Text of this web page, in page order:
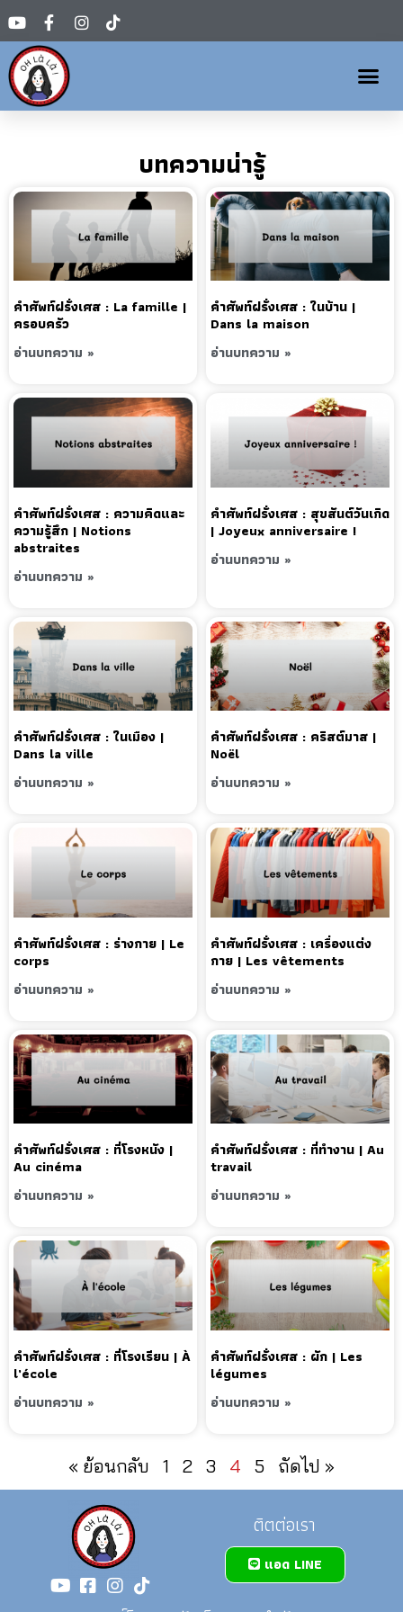
บทความน่ารู้
คำศัพท์ฝรั่งเศส : La famille |
ครอบครัว
อ่านบทความ »
คำศัพท์ฝรั่งเศส : ในบ้าน |
Dans la maison
อ่านบทความ »
คำศัพท์ฝรั่งเศส : ความคิดและ
ความรู้สึก | Notions
abstraites
อ่านบทความ »
คำศัพท์ฝรั่งเศส : สุขสันต์วันเกิด
| Joyeux anniversaire !
อ่านบทความ »
คำศัพท์ฝรั่งเศส : ในเมือง |
Dans la ville
อ่านบทความ »
คำศัพท์ฝรั่งเศส : คริสต์มาส |
Noël
อ่านบทความ »
คำศัพท์ฝรั่งเศส : ร่างกาย | Le
corps
อ่านบทความ »
คำศัพท์ฝรั่งเศส : เครื่องแต่ง
กาย | Les vêtements
อ่านบทความ »
คำศัพท์ฝรั่งเศส : ที่โรงหนัง |
Au cinéma
อ่านบทความ »
คำศัพท์ฝรั่งเศส : ที่ทำงาน | Au
travail
อ่านบทความ »
คำศัพท์ฝรั่งเศส : ที่โรงเรียน | À
l’école
อ่านบทความ »
คำศัพท์ฝรั่งเศส : ผัก | Les
légumes
อ่านบทความ »
« ย้อนกลับ 1 2 3 4 5 ถัดไป »
ติตต่อเรา
แอด LINE